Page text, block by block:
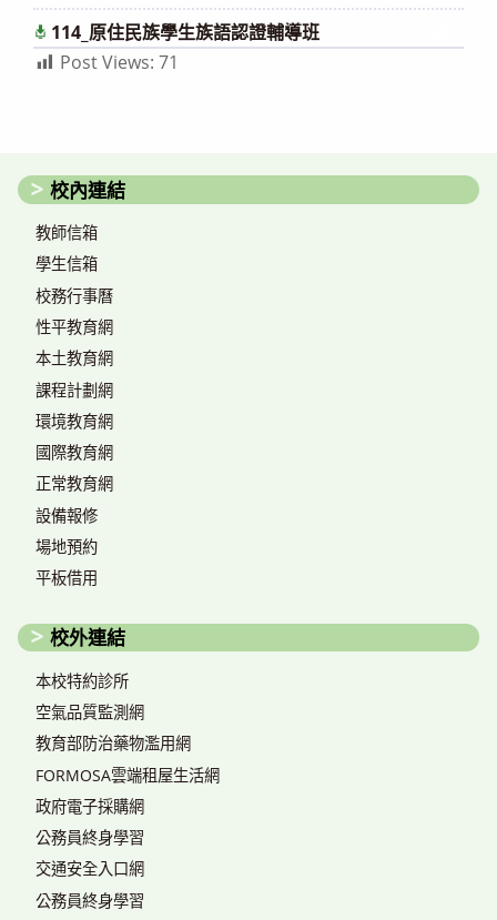
114_原住民族學生族語認證輔導班
Post Views: 71
校內連結
教師信箱
學生信箱
校務行事曆
性平教育網
本土教育網
課程計劃網
環境教育網
國際教育網
正常教育網
設備報修
場地預約
平板借用
校外連結
本校特約診所
空氣品質監測網
教育部防治藥物濫用網
FORMOSA雲端租屋生活網
政府電子採購網
公務員終身學習
交通安全入口網
公務員終身學習